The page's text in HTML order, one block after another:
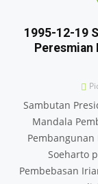
1995-12-19
Peresmian
Sambutan
Mandala
Pembangunan
Soeharto
Pembebasan